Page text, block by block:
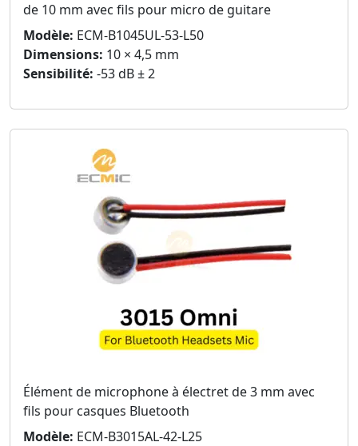
de 10 mm avec fils pour micro de guitare
Modèle: ECM-B1045UL-53-L50
Dimensions: 10 × 4,5 mm
Sensibilité: -53 dB ± 2
Élément de microphone à électret de 3 mm avec
fils pour casques Bluetooth
Modèle: ECM-B3015AL-42-L25